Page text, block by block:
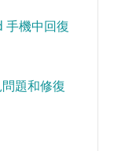
手機中回復
題和修復